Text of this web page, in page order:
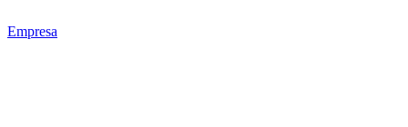
Empresa